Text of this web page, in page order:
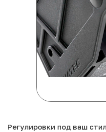
Регулировки под ваш